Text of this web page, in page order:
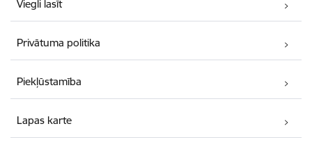
Viegli lasīt
Privātuma politika
Piekļūstamība
Lapas karte